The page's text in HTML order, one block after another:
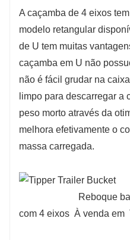
A caçamba de 4 eixos
modelo retangular
de U tem muitas
caçamba em U não
não é fácil grudar na
limpo para descarregar a
peso morto através da
melhora efetivamente o
massa carregada.
Reboque
com 4 eixos À venda em